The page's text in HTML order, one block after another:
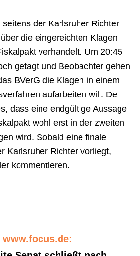
der Karlsruher Richter
die eingereichten Klagen
verhandelt. Um 20:45
getagt und Beobachter gehen
BVerG die Klagen in einem
aufarbeiten will. De
dass eine endgültige Aussage
wohl erst in der zweiten
wird. Sobald eine finale
Karlsruher Richter vorliegt,
kommentieren.